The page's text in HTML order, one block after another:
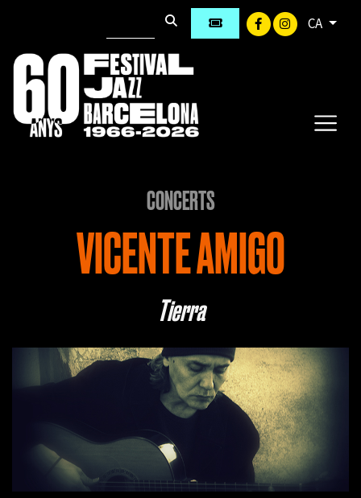
CA
CONCERTS
VICENTE AMIGO
Tierra